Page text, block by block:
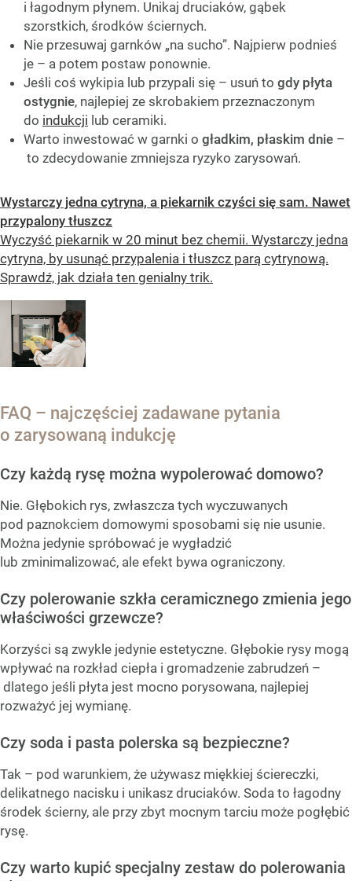
i łagodnym płynem. Unikaj druciaków, gąbek
szorstkich, środków ściernych.
Nie przesuwaj garnków „na sucho”. Najpierw podnieś
je – a potem postaw ponownie.
Jeśli coś wykipia lub przypali się – usuń to gdy płyta
ostygnie, najlepiej ze skrobakiem przeznaczonym
do indukcji lub ceramiki.
Warto inwestować w garnki o gładkim, płaskim dnie –
to zdecydowanie zmniejsza ryzyko zarysowań.
Wystarczy jedna cytryna, a piekarnik czyści się sam. Nawet
przypalony tłuszcz
Wyczyść piekarnik w 20 minut bez chemii. Wystarczy jedna
cytryna, by usunąć przypalenia i tłuszcz parą cytrynową.
Sprawdź, jak działa ten genialny trik.
FAQ – najczęściej zadawane pytania
o zarysowaną indukcję
Czy każdą rysę można wypolerować domowo?
Nie. Głębokich rys, zwłaszcza tych wyczuwanych
pod paznokciem domowymi sposobami się nie usunie.
Można jedynie spróbować je wygładzić
lub zminimalizować, ale efekt bywa ograniczony.
Czy polerowanie szkła ceramicznego zmienia jego
właściwości grzewcze?
Korzyści są zwykle jedynie estetyczne. Głębokie rysy mogą
wpływać na rozkład ciepła i gromadzenie zabrudzeń –
dlatego jeśli płyta jest mocno porysowana, najlepiej
rozważyć jej wymianę.
Czy soda i pasta polerska są bezpieczne?
Tak – pod warunkiem, że używasz miękkiej ściereczki,
delikatnego nacisku i unikasz druciaków. Soda to łagodny
środek ścierny, ale przy zbyt mocnym tarciu może pogłębić
rysę.
Czy warto kupić specjalny zestaw do polerowania